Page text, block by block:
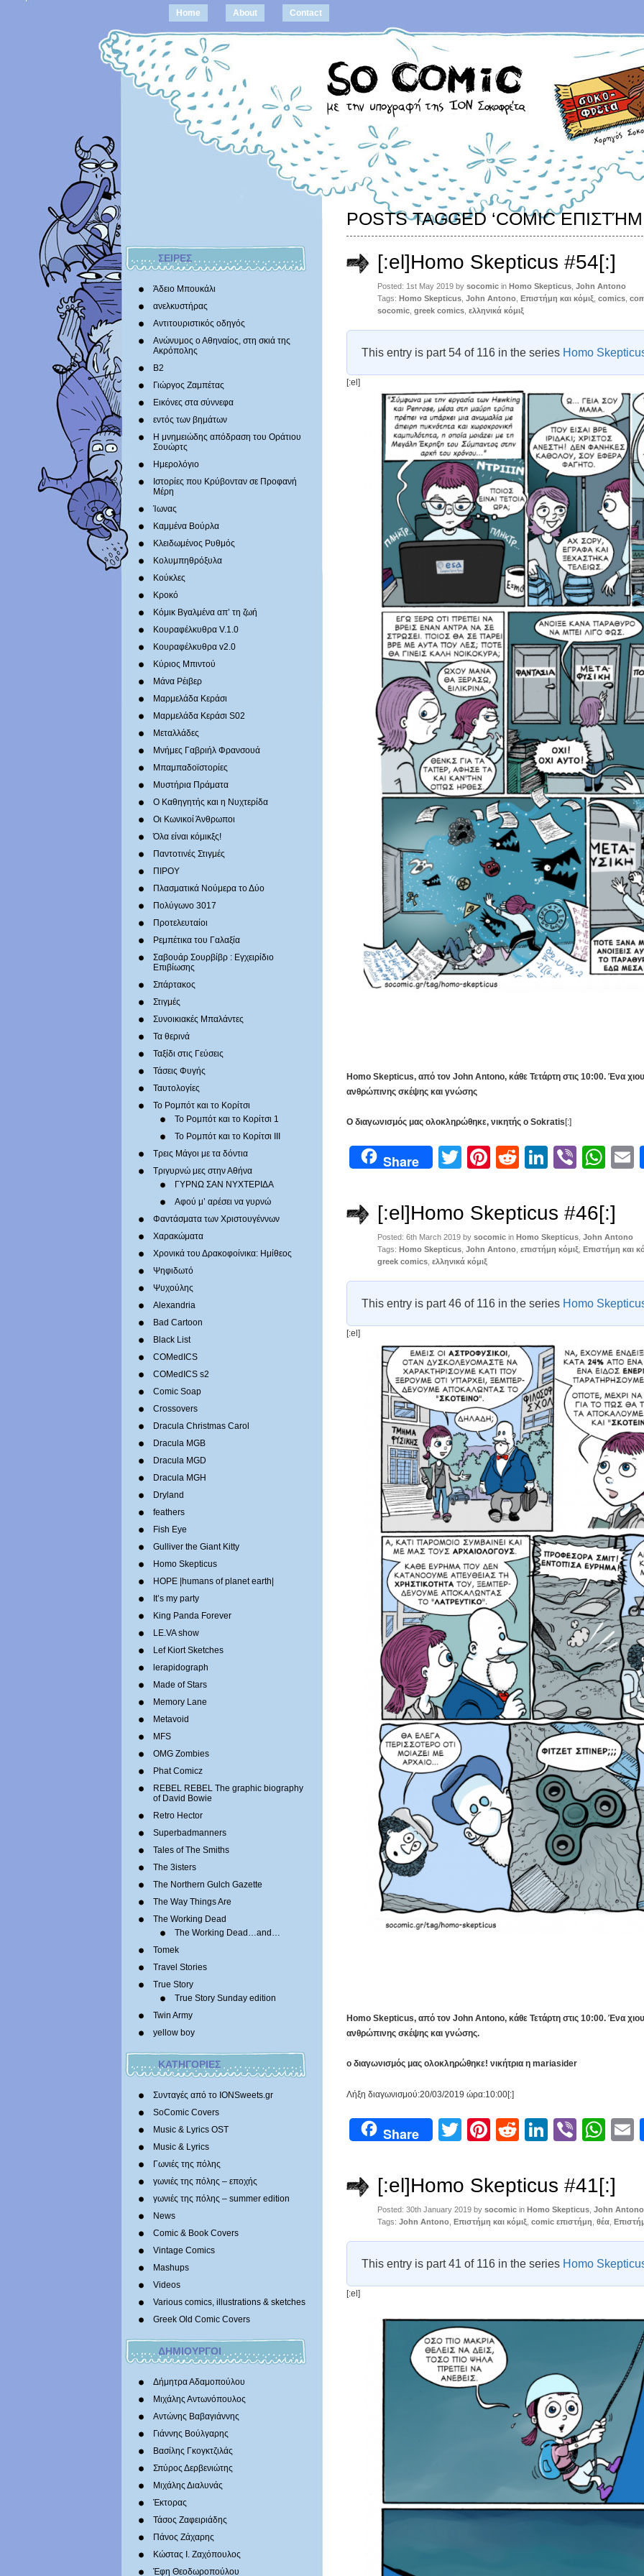
Home About Contact
ΣΕΙΡΕΣ
Άδειο Μπουκάλι
ανελκυστήρας
Αντιτουριστικός οδηγός
Ανώνυμος ο Αθηναίος, στη σκιά της
Ακρόπολης
Β2
Γιώργος Ζαμπέτας
Εικόνες στα σύννεφα
εντός των βημάτων
Η μνημειώδης απόδραση του Οράτιου
Σουώρτς
Ημερολόγιο
Ιστορίες που Κρύβονταν σε Προφανή
Μέρη
Ίωνας
Καμμένα Βούρλα
Κλειδωμένος Ρυθμός
Κολυμπηθρόξυλα
Κούκλες
Κροκό
Κόμικ Βγαλμένα απ’ τη ζωή
Κουραφέλκυθρα V.1.0
Κουραφέλκυθρα v2.0
Κύριος Μπιντού
Μάνα Ρέιβερ
Μαρμελάδα Κεράσι
Μαρμελάδα Κεράσι S02
Μεταλλάδες
Mνήμες Γαβριήλ Φρανσουά
Μπαμπαδοϊστορίες
Μυστήρια Πράματα
Ο Καθηγητής και η Νυχτερίδα
Οι Κωνικοί Άνθρωποι
Όλα είναι κόμικξς!
Παντοτινές Στιγμές
ΠΙΡΟΥ
Πλασματικά Νούμερα το Δύο
Πολύγωνο 3017
Προτελευταίοι
Ρεμπέτικα του Γαλαξία
Σαβουάρ Σουρβίβρ : Εγχειρίδιο
Επιβίωσης
Σπάρτακος
Στιγμές
Συνοικιακές Μπαλάντες
Τα θερινά
Ταξίδι στις Γεύσεις
Τάσεις Φυγής
Ταυτολογίες
Το Ρομπότ και το Κορίτσι
Το Ρομπότ και το Κορίτσι 1
Το Ρομπότ και το Κορίτσι III
Τρεις Μάγοι με τα δόντια
Τριγυρνώ μες στην Αθήνα
ΓΥΡΝΩ ΣΑΝ ΝΥΧΤΕΡΙΔΑ
Αφού μ’ αρέσει να γυρνώ
Φαντάσματα των Χριστουγέννων
Χαρακώματα
Χρονικά του Δρακοφοίνικα: Ημίθεος
Ψηφιδωτό
Ψυχούλης
Alexandria
Bad Cartoon
Black List
COMedICS
COMedICS s2
Comic Soap
Crossovers
Dracula Christmas Carol
Dracula MGB
Dracula MGD
Dracula MGH
Dryland
feathers
Fish Eye
Gulliver the Giant Kitty
Homo Skepticus
HOPE |humans of planet earth|
It’s my party
King Panda Forever
LE.VA show
Lef Kiort Sketches
lerapidograph
Made of Stars
Memory Lane
Metavoid
MFS
OMG Zombies
Phat Comicz
REBEL REBEL The graphic biography
of David Bowie
Retro Hector
Superbadmanners
Tales of The Smiths
The 3isters
The Northern Gulch Gazette
The Way Things Are
The Working Dead
The Working Dead…and…
Tomek
Travel Stories
True Story
True Story Sunday edition
Twin Army
yellow boy
ΚΑΤΗΓΟΡΙΕΣ
Συνταγές από το IONSweets.gr
SoComic Covers
Music & Lyrics OST
Music & Lyrics
Γωνιές της πόλης
γωνιές της πόλης – εποχής
γωνιές της πόλης – summer edition
News
Comic & Book Covers
Vintage Comics
Mashups
Videos
Various comics, illustrations & sketches
Greek Old Comic Covers
ΔΗΜΙΟΥΡΓΟΙ
Δήμητρα Αδαμοπούλου
Μιχάλης Αντωνόπουλος
Αντώνης Βαβαγιάννης
Γιάννης Βούλγαρης
Βασίλης Γκογκτζιλάς
Σπύρος Δερβενιώτης
Mιχάλης Διαλυνάς
Έκτορας
Τάσος Ζαφειριάδης
Πάνος Ζάχαρης
Κώστας Ι. Ζαχόπουλoς
Έφη Θεοδωροπούλου
POSTS TAGGED ‘COMIC
[:el]Homo Skepticus #54[:]
Posted: 1st May 2019 by socomic in Homo Skepticus John Antono
Tags: Homo Skepticus John Antono Επιστήμη και κόμιξ comics
socomic greek comics ελληνικά κόμιξ
This entry is part 54 of 116 in the series Homo
[:el]
Homo Skepticus, από τον John Antοno, κάθε Τετάρτη στις 10:00. Ένα
ανθρώπινης σκέψης και γνώσης
Ο διαγωνισμός μας ολοκληρώθηκε, νικητής ο Sokratis [:]
Share Twitter
Pinterest
RedditLinkedIn
Viber
[:el]Homo Skepticus #46[:]
Posted: 6th March 2019 by socomic in Homo Skepticus John Antono
Tags: Homo Skepticus John Antono επιστήμη κόμιξ Επιστήμη και
greek comics ελληνικά κόμιξ
This entry is part 46 of 116 in the series Homo
[:el]
Homo Skepticus, από τον John Antοno, κάθε Τετάρτη στις 10:00. Ένα
ανθρώπινης σκέψης και γνώσης.
o διαγωνισμός μας ολοκληρώθηκε! νικήτρια η mariasider
Λήξη διαγωνισμού:20/03/2019 ώρα:10:00[:]
Share Twitter
Pinterest
RedditLinkedIn
Viber
[:el]Homo Skepticus #41[:]
Posted: 30th January 2019 by socomic in Homo Skepticus John Antono
Tags: John Antono Επιστήμη και κόμιξ comic επιστήμη θέα
This entry is part 41 of 116 in the series Homo
[:el]